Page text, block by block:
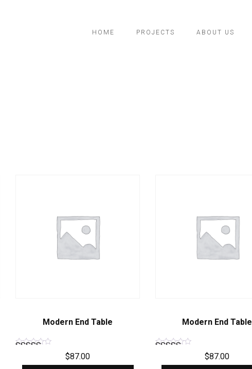
HOME PROJECTS ABOUT US
Modern End Table
$87.00
Modern End Table
$87.00